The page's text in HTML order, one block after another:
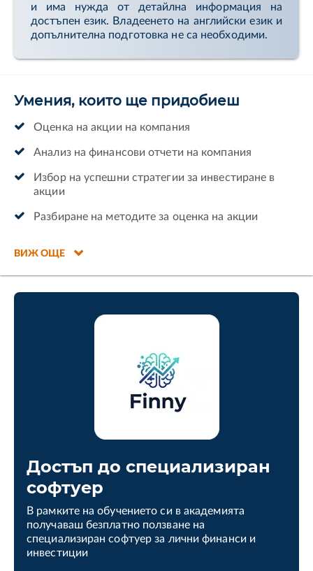
и има нужда от детайлна информация на
достъпен език. Владеенето на английски език и
допълнителна подготовка не са необходими.
Умения, които ще придобиеш
Оценка на акции на компания
Анализ на финансови отчети на компания
Избор на успешни стратегии за инвестиране в
акции
Разбиране на методите за оценка на акции
ВИЖ ОЩЕ
Достъп до специализиран
софтуер
В рамките на обучението си в академията
получаваш безплатно ползване на
специализиран софтуер за лични финанси и
инвестиции